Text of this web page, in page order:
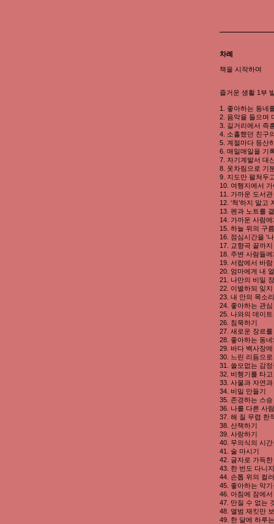
차례
책을 시작하며
즐거운 생활 1부
1. 좋아하는 동네
2. 음악을 들으며
3. 길거리에서 즉
4. 소홀했던 친구
5. 계절마다 등산
6. 매일매일을 기
7. 자기계발서 대
8. 옷차림으로 기
9. 지도만 펼쳐두
10. 여행지에서
11. 가까운 도서
12. ‘척’하지 말고
13. 펜과 노트를
14. 가까운 사람
15. 하늘 위의 구
16. 점심시간을 ‘
17. 교향곡 끝까
18. 주변 사람들
19. 서랍에서 바
20. 엄마에게 내
21. 나만의 비밀
22. 이별하되 잊
23. 내 안의 목소
24. 좋아하는 관
25. 나와의 데이
26. 침묵하기
27. 새로운 장르
28. 좋아하는 동
29. 바다 백사장
30. 느린 리듬으
31. 쓸모없는 감
32. 비행기를 타
33. 사물과 자연
34. 비밀 만들기
35. 존경하는 스
36. 나를 다른 사
37. 해 질 무렵 한
38. 산책하기
39. 사랑하기
40. 무의식의 시
41. 술 마시기
42. 글자로 가득
43. 한 번도 다니
44. 손톱 위의 컬
45. 좋아하는 악
46. 아침에 잠에
47. 만질 수 없는
48. 앨범 재킷만
49. 한 달에 하루